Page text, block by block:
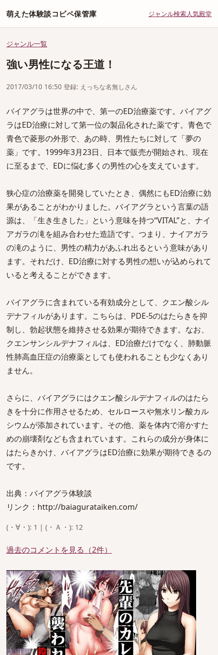
萌えた体験談コピペ保管庫 ジャンル検索人気殿堂
ジャンル一覧
強い男性になる王道！
2017/03/10 16:50 登録: えっちな名無しさん
バイアグラは世界の中で、第一のED治療薬です。バイアグ
ラはED治療に対して第一位の製品化された薬です。青色で
青色で菱形の外形で、あの時、男性たちに対して「夢の
薬」です。1999年3月23日、日本で販売が開始され、現在
に至るまで、EDに悩む多くの男性の心を支えています。
狭心症の治療薬を開発していたとき、偶然にもED治療に効
果があることがわかりました。バイアグラという言葉の語
源は、「生き生きした」という意味を持つ“VITAL”と、ナイ
アガラの滝を組み合わせた造語です。つまり、ナイアガラ
の滝のように、男性の精力があふれ出るという意味があり
ます。それだけ、ED治療に対する男性の想いが込められて
いると考えることができます。
バイアグラに含まれている有効成分として、クエン酸シル
デナフィルがあります。こちらは、PDE-5のはたらきを抑
制し、勃起状態を維持させる効果が期待できます。なお、
クエンサンシルデナフィルは、ED治療だけでなく、肺動脈
性肺高血圧症の治療薬としても使われることも少なくあり
ません。
さらに、バイアグラにはクエン酸シルデナフィルのはたら
きを十分に作用させるため、セルロースや無水リン酸カル
シウムが添加されています。その他、薬を体内で溶かすた
めの崩壊剤なども含まれています。これらの成分が身体に
はたらきかけ、バイアグラはED治療に効果が期待できるの
です。
出典：バイアグラ体験談
リンク：http://baiagurataiken.com/
(・∀・): 1 | (・Ａ・): 12
過去のコメントを見る（2件）